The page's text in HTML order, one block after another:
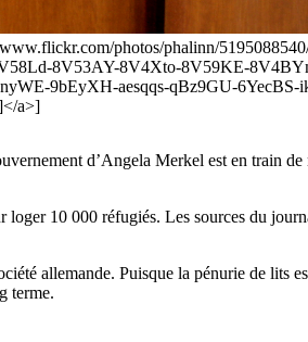
photos/phalinn/
8V53AY-8V4Xto-8V59KE-
9bEyXH-aesqqs-qBz9GU-
a>]
d’Angela Merkel est en train
10 000 réfugiés. Les sources du
allemande. Puisque la pénurie de lits
terme.